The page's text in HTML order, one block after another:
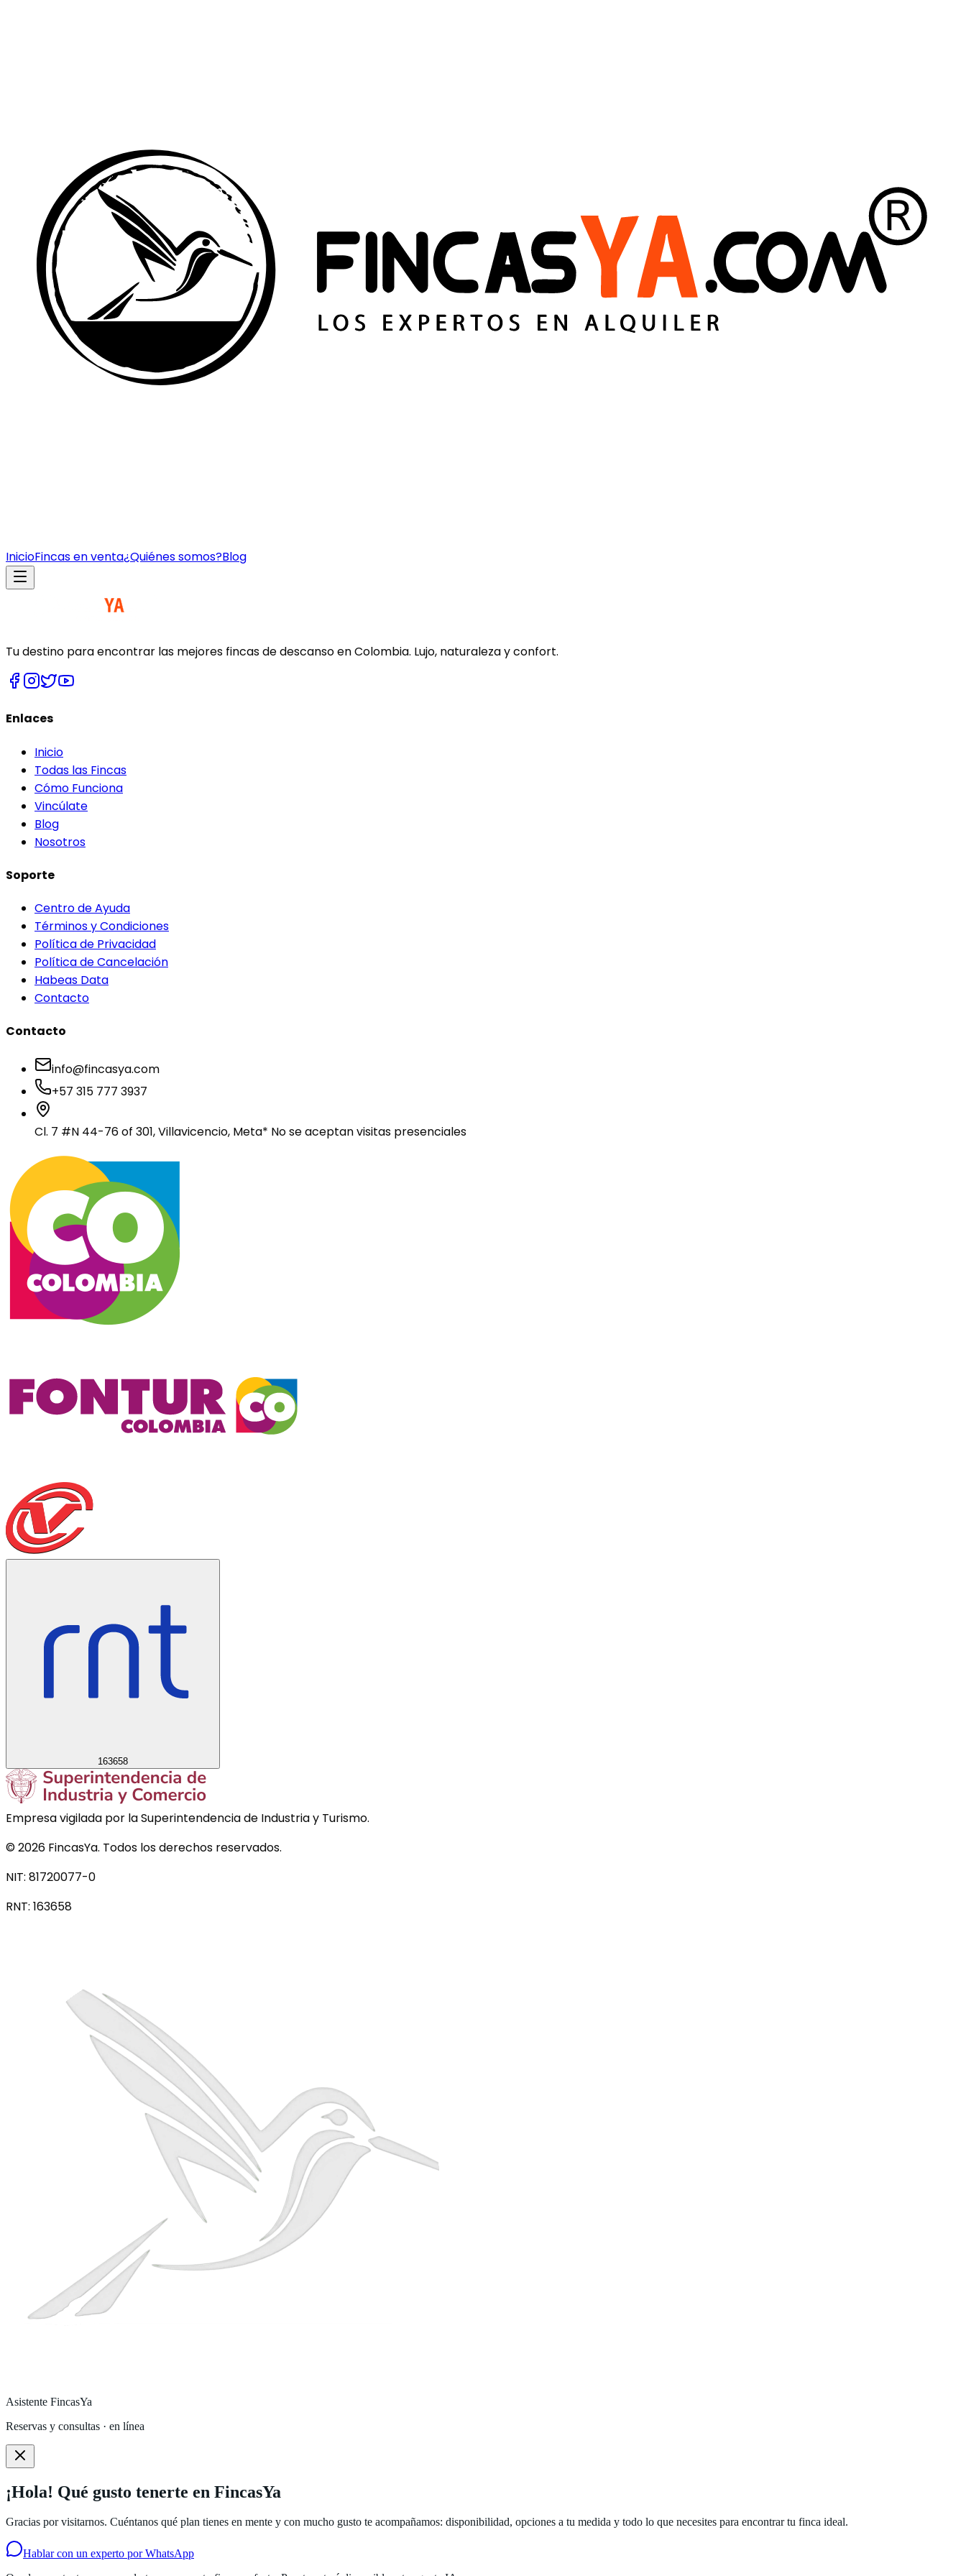
InicioFincas en venta¿Quiénes somos?Blog
Tu destino para encontrar las mejores fincas de descanso en Colombia. Lujo, naturaleza y confort.
Enlaces
Inicio
Todas las Fincas
Cómo Funciona
Vincúlate
Blog
Nosotros
Soporte
Centro de Ayuda
Términos y Condiciones
Política de Privacidad
Política de Cancelación
Habeas Data
Contacto
Contacto
info@fincasya.com
+57 315 777 3937
Cl. 7 #N 44-76 of 301, Villavicencio, Meta* No se aceptan visitas presenciales
163658
Empresa vigilada por la Superintendencia de Industria y Turismo.
©2026 FincasYa. Todos los derechos reservados.
NIT: 81720077-0
RNT: 163658
Asistente FincasYa
Reservas y consultas · en línea
¡Hola! Qué gusto tenerte en FincasYa
Gracias por visitarnos. Cuéntanos qué plan tienes en mente y con mucho gusto te acompañamos: disponibilidad, opciones a tu medida y todo lo que necesites para encontrar tu finca ideal.
Hablar con un experto por WhatsApp